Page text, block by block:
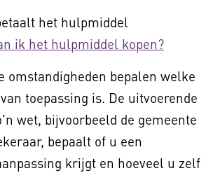
het hulpmiddel
ik het hulpmiddel kopen?
omstandigheden bepalen welke
toepassing is. De uitvoerende
wet, bijvoorbeeld de gemeente
bepaalt of u een
krijgt en hoeveel u zelf